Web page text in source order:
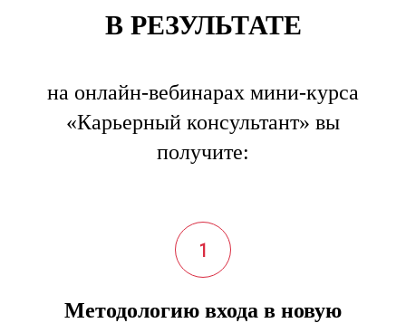
В РЕЗУЛЬТАТЕ
на онлайн-вебинарах мини-курса
«Карьерный консультант» вы
получите:
Методологию входа в новую